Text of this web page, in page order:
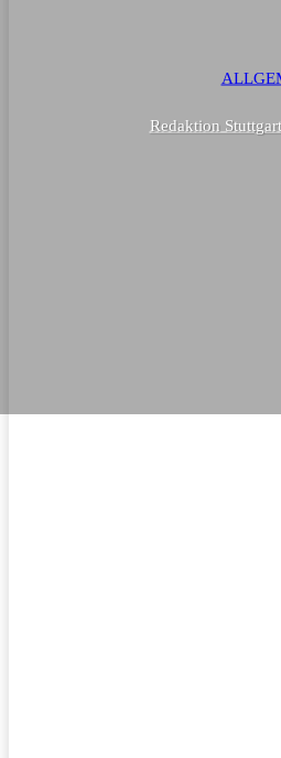
Redaktion Stuttgart